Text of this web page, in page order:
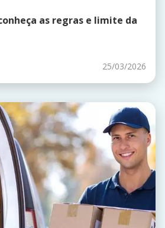
as regras e limite da
25/03/2026